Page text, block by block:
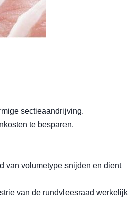
sectieaandrijving.
te besparen.
van volumetype snijden en dient
van de rundvleesraad werkelijk